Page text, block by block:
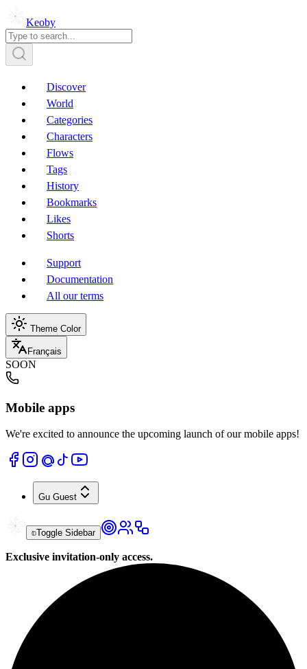
Keoby
Discover
World
Categories
Characters
Flows
Tags
History
Bookmarks
Likes
Shorts
Support
Documentation
All our terms
Theme Color
Français
SOON
Mobile apps
We're excited to announce the upcoming launch of our mobile apps!
Gu Guest
Toggle Sidebar
Exclusive invitation-only access.